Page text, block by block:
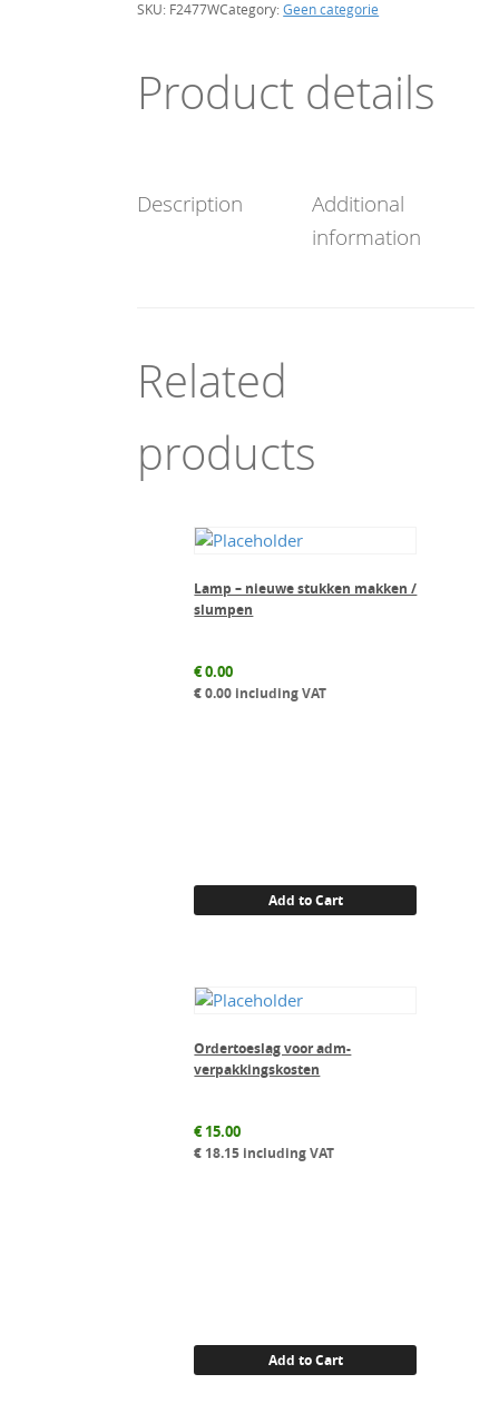
SKU: F2477WCategory:Geen categorie
Product details
Description
Additional
information
Related
products
Lamp – nieuwe stukken makken /
slumpen
€0.00
€0.00 including VAT
Add to Cart
Ordertoeslag voor adm-
verpakkingskosten
€15.00
€ 18.15 including VAT
Add to Cart